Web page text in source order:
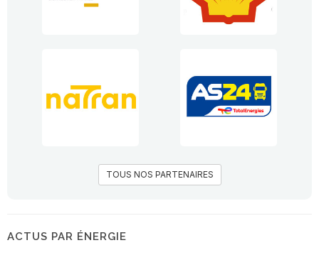
TOUS NOS PARTENAIRES
ACTUS PAR ÉNERGIE